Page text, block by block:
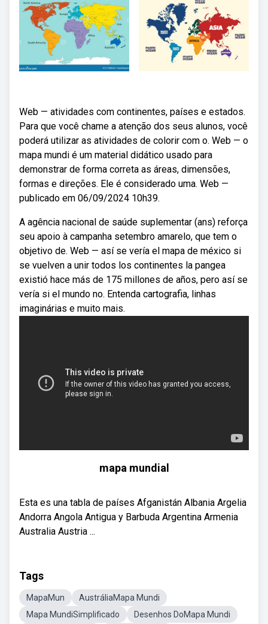
Web — atividades com continentes, países e estados.
Para que você chame a atenção dos seus alunos, você
poderá utilizar as atividades de colorir com o. Web — o
mapa mundi é um material didático usado para
demonstrar de forma correta as áreas, dimensões,
formas e direções. Ele é considerado uma. Web —
publicado em 06/09/2024 10h39.
A agência nacional de saúde suplementar (ans) reforça
seu apoio à campanha setembro amarelo, que tem o
objetivo de. Web — así se vería el mapa de méxico si
se vuelven a unir todos los continentes la pangea
existió hace más de 175 millones de años, pero así se
vería si el mundo no. Entenda cartografia, linhas
imaginárias e muito mais.
mapa mundial
Esta es una tabla de países Afganistán Albania Argelia
Andorra Angola Antigua y Barbuda Argentina Armenia
Australia Austria ...
Tags
MapaMun
AustráliaMapa Mundi
Mapa MundiSimplificado
Desenhos DoMapa Mundi